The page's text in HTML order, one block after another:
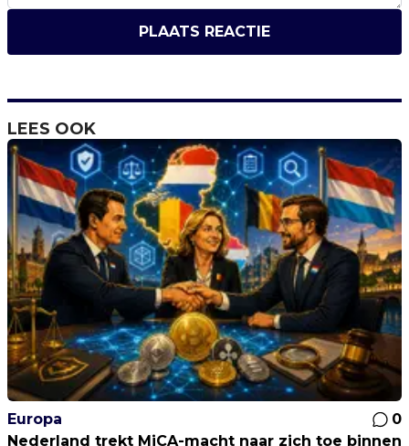
PLAATS REACTIE
LEES OOK
Europa
0
Nederland trekt MiCA-macht naar zich toe binnen